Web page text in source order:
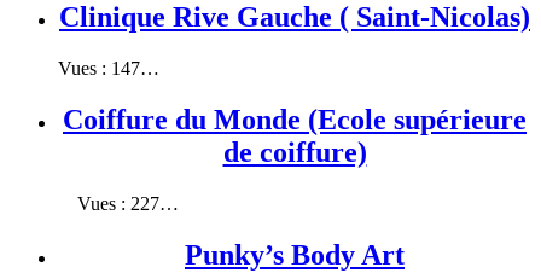
Clinique Rive Gauche ( Saint-Nicolas)
Vues : 147…
Coiffure du Monde (Ecole supérieure
de coiffure)
Vues : 227…
Punky’s Body Art